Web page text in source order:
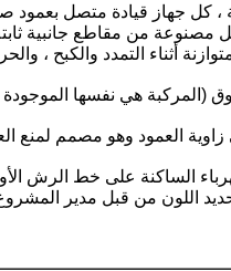
، كل جهاز قيادة متصل
مصنوعة من مقاطع جانبية
أثناء التمدد والكبح ،
الساكنة على خط الرش